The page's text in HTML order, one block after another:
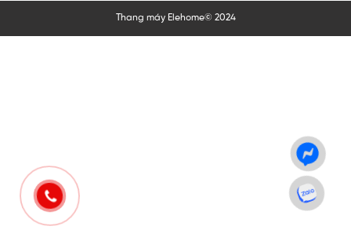
Thang máy Elehome© 2024